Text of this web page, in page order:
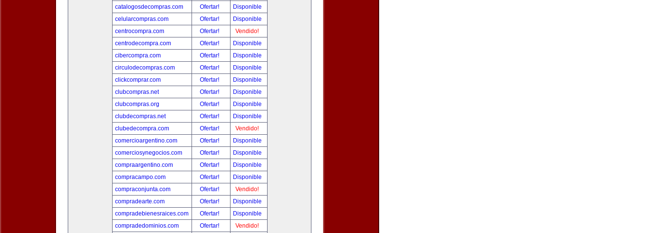
catalogosdecompras.com
Ofertar!
Disponible
celularcompras.com
Ofertar!
Disponible
centrocompra.com
Ofertar!
Vendido!
centrodecompra.com
Ofertar!
Disponible
cibercompra.com
Ofertar!
Disponible
circulodecompras.com
Ofertar!
Disponible
clickcomprar.com
Ofertar!
Disponible
clubcompras.net
Ofertar!
Disponible
clubcompras.org
Ofertar!
Disponible
clubdecompras.net
Ofertar!
Disponible
clubedecompra.com
Ofertar!
Vendido!
comercioargentino.com
Ofertar!
Disponible
comerciosynegocios.com
Ofertar!
Disponible
compraargentino.com
Ofertar!
Disponible
compracampo.com
Ofertar!
Disponible
compraconjunta.com
Ofertar!
Vendido!
compradearte.com
Ofertar!
Disponible
compradebienesraices.com
Ofertar!
Disponible
compradedominios.com
Ofertar! Vendido!